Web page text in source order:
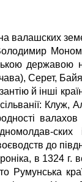
валашских
державою
Серет,
й інші
Клуж,
до
в 1324
Румунська